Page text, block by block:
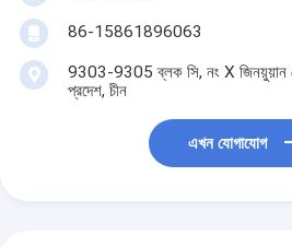
86-15861896063
9303-9305 ব্লক সি, নং X জিনয়ুয়ান
প্রদেশ, চীন
এখন যোগাযোগ